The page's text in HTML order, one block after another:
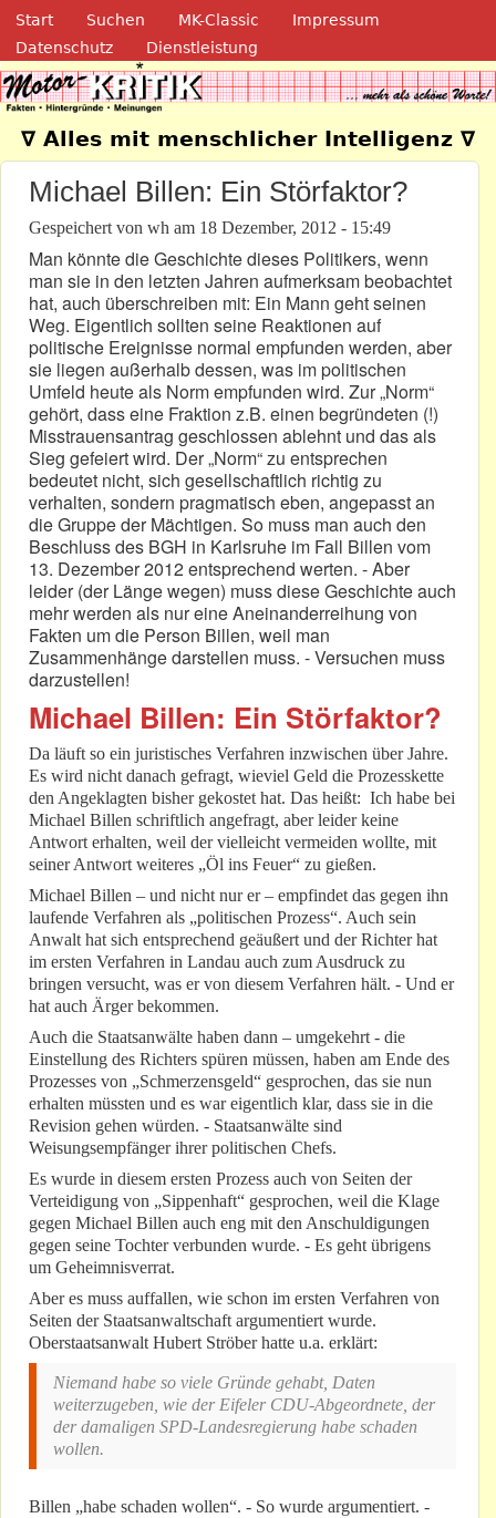
Direkt zum Inhalt
Navigation
Start Suchen MK-Classic
Impressum
Datenschutz
Dienstleistung
Motor-Kritik.de
∇ Alles mit menschlicher Intelligenz ∇
Michael Billen: Ein Störfaktor?
Gespeichert von wh am 18 Dezember, 2012 - 15:49
Man könnte die Geschichte dieses Politikers, wenn
man sie in den letzten Jahren aufmerksam beobachtet
hat, auch überschreiben mit: Ein Mann geht seinen
Weg. Eigentlich sollten seine Reaktionen auf
politische Ereignisse normal empfunden werden, aber
sie liegen außerhalb dessen, was im politischen
Umfeld heute als Norm empfunden wird. Zur „Norm“
gehört, dass eine Fraktion z.B. einen begründeten (!)
Misstrauensantrag geschlossen ablehnt und das als
Sieg gefeiert wird. Der „Norm“ zu entsprechen
bedeutet nicht, sich gesellschaftlich richtig zu
verhalten, sondern pragmatisch eben, angepasst an
die Gruppe der Mächtigen. So muss man auch den
Beschluss des BGH in Karlsruhe im Fall Billen vom
13. Dezember 2012 entsprechend werten. - Aber
leider (der Länge wegen) muss diese Geschichte auch
mehr werden als nur eine Aneinanderreihung von
Fakten um die Person Billen, weil man
Zusammenhänge darstellen muss. - Versuchen muss
darzustellen!
Michael Billen: Ein Störfaktor?
Da läuft so ein juristisches Verfahren inzwischen über Jahre.
Es wird nicht danach gefragt, wieviel Geld die Prozesskette
den Angeklagten bisher gekostet hat. Das heißt: Ich habe bei
Michael Billen schriftlich angefragt, aber leider keine
Antwort erhalten, weil der vielleicht vermeiden wollte, mit
seiner Antwort weiteres „Öl ins Feuer“ zu gießen.
Michael Billen – und nicht nur er – empfindet das gegen ihn
laufende Verfahren als „politischen Prozess“. Auch sein
Anwalt hat sich entsprechend geäußert und der Richter hat
im ersten Verfahren in Landau auch zum Ausdruck zu
bringen versucht, was er von diesem Verfahren hält. - Und er
hat auch Ärger bekommen.
Auch die Staatsanwälte haben dann – umgekehrt - die
Einstellung des Richters spüren müssen, haben am Ende des
Prozesses von „Schmerzensgeld“ gesprochen, das sie nun
erhalten müssten und es war eigentlich klar, dass sie in die
Revision gehen würden. - Staatsanwälte sind
Weisungsempfänger ihrer politischen Chefs.
Es wurde in diesem ersten Prozess auch von Seiten der
Verteidigung von „Sippenhaft“ gesprochen, weil die Klage
gegen Michael Billen auch eng mit den Anschuldigungen
gegen seine Tochter verbunden wurde. - Es geht übrigens
um Geheimnisverrat.
Aber es muss auffallen, wie schon im ersten Verfahren von
Seiten der Staatsanwaltschaft argumentiert wurde.
Oberstaatsanwalt Hubert Ströber hatte u.a. erklärt:
Niemand habe so viele Gründe gehabt, Daten
weiterzugeben, wie der Eifeler CDU-Abgeordnete, der
der damaligen SPD-Landesregierung habe schaden
wollen.
Billen „habe schaden wollen“. - So wurde argumentiert. -